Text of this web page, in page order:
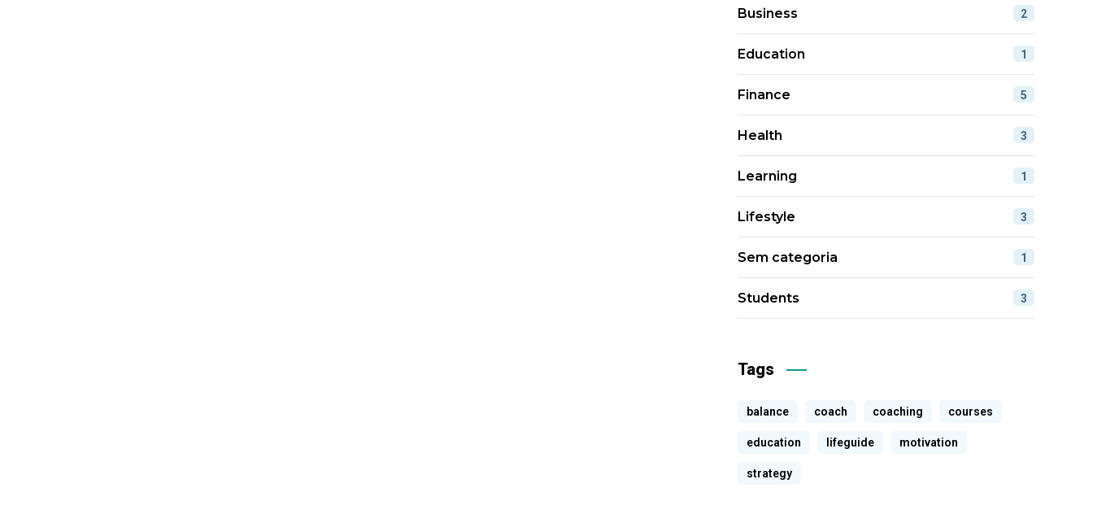
Business 2
Education 1
Finance 5
Health 3
Learning 1
Lifestyle 3
Sem categoria 1
Students 3
Tags
balance coach coaching courses
education lifeguide motivation
strategy